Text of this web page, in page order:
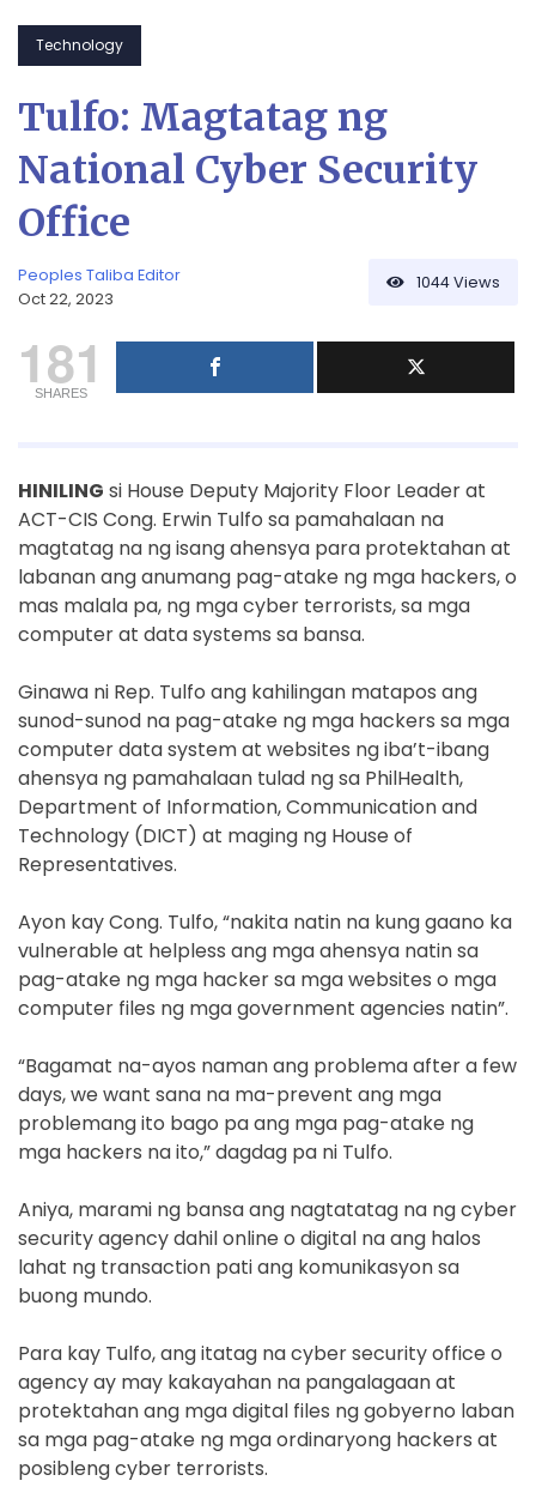
Technology
Tulfo: Magtatag ng
National Cyber Security
Office
Peoples Taliba Editor
Oct 22, 2023
1044Views
181
SHARES
HINILING si House Deputy Majority Floor Leader at
ACT-CIS Cong. Erwin Tulfo sa pamahalaan na
magtatag na ng isang ahensya para protektahan at
labanan ang anumang pag-atake ng mga hackers, o
mas malala pa, ng mga cyber terrorists, sa mga
computer at data systems sa bansa.
Ginawa ni Rep. Tulfo ang kahilingan matapos ang
sunod-sunod na pag-atake ng mga hackers sa mga
computer data system at websites ng iba’t-ibang
ahensya ng pamahalaan tulad ng sa PhilHealth,
Department of Information, Communication and
Technology (DICT) at maging ng House of
Representatives.
Ayon kay Cong. Tulfo, “nakita natin na kung gaano ka
vulnerable at helpless ang mga ahensya natin sa
pag-atake ng mga hacker sa mga websites o mga
computer files ng mga government agencies natin”.
“Bagamat na-ayos naman ang problema after a few
days, we want sana na ma-prevent ang mga
problemang ito bago pa ang mga pag-atake ng
mga hackers na ito,” dagdag pa ni Tulfo.
Aniya, marami ng bansa ang nagtatatag na ng cyber
security agency dahil online o digital na ang halos
lahat ng transaction pati ang komunikasyon sa
buong mundo.
Para kay Tulfo, ang itatag na cyber security office o
agency ay may kakayahan na pangalagaan at
protektahan ang mga digital files ng gobyerno laban
sa mga pag-atake ng mga ordinaryong hackers at
posibleng cyber terrorists.